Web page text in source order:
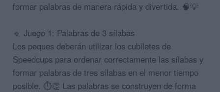
formar palabras de manera rápida y divertida. 🧠💡
🔹 Juego 1: Palabras de 3 sílabas
Los peques deberán utilizar los cubiletes de
Speedcups para ordenar correctamente las sílabas y
formar palabras de tres sílabas en el menor tiempo
posible. ⏱️👏 Las palabras se construyen de forma